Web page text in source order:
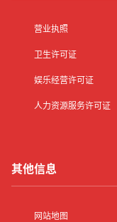
营业执照
卫生许可证
娱乐经营许可证
人力资源服务许可证
其他信息
网站地图